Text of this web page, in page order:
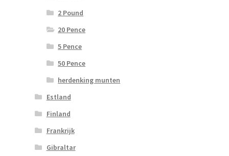
2 Pound
20 Pence
5 Pence
50 Pence
herdenking munten
Estland
Finland
Frankrijk
Gibraltar